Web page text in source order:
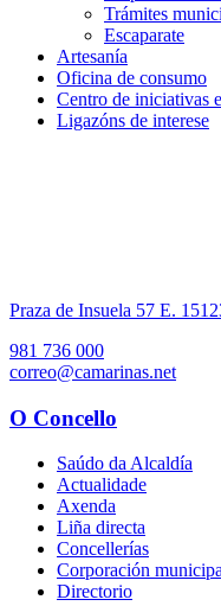
Trámites
Escaparate
Artesanía
Oficina de consumo
Centro de iniciativas
Ligazóns de interese
Praza de Insuela 57 E.
981 736 000
correo@camarinas.net
O Concello
Saúdo da Alcaldía
Actualidade
Axenda
Liña directa
Concellerías
Corporación
Directorio